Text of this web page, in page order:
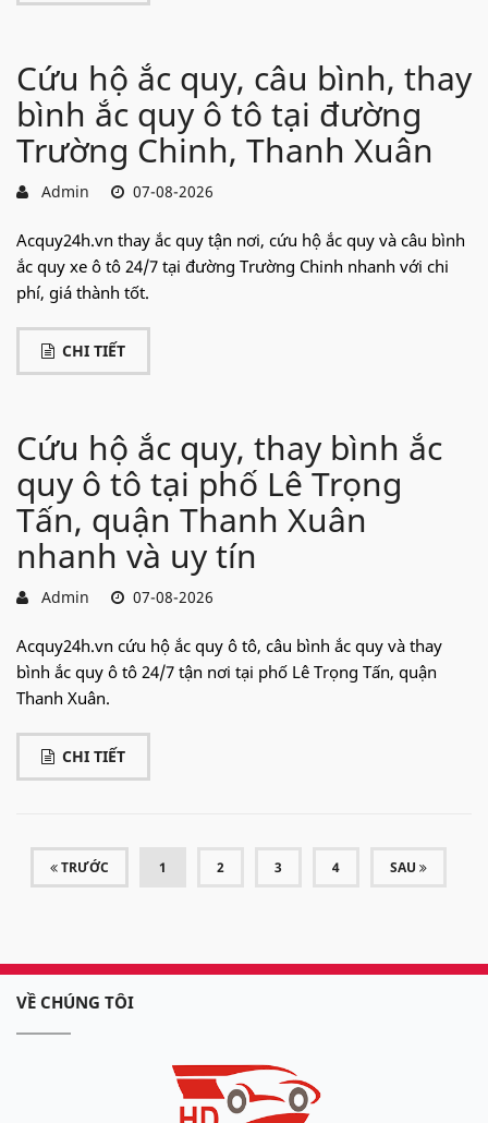
Cứu hộ ắc quy, câu bình, thay
bình ắc quy ô tô tại đường
Trường Chinh, Thanh Xuân
Admin 07-08-2026
Acquy24h.vn thay ắc quy tận nơi, cứu hộ ắc quy và câu bình
ắc quy xe ô tô 24/7 tại đường Trường Chinh nhanh với chi
phí, giá thành tốt.
CHI TIẾT
Cứu hộ ắc quy, thay bình ắc
quy ô tô tại phố Lê Trọng
Tấn, quận Thanh Xuân
nhanh và uy tín
Admin 07-08-2026
Acquy24h.vn cứu hộ ắc quy ô tô, câu bình ắc quy và thay
bình ắc quy ô tô 24/7 tận nơi tại phố Lê Trọng Tấn, quận
Thanh Xuân.
CHI TIẾT
TRƯỚC 1 (CURRENT)
2 3 4 SAU
VỀ CHÚNG TÔI